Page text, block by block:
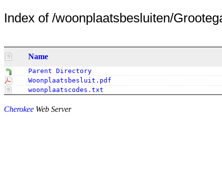
Index of /woonplaatsbesluiten/
Name
Parent Directory
Woonplaatsbesluit.pdf
woonplaatscodes.txt
Cherokee Web Server